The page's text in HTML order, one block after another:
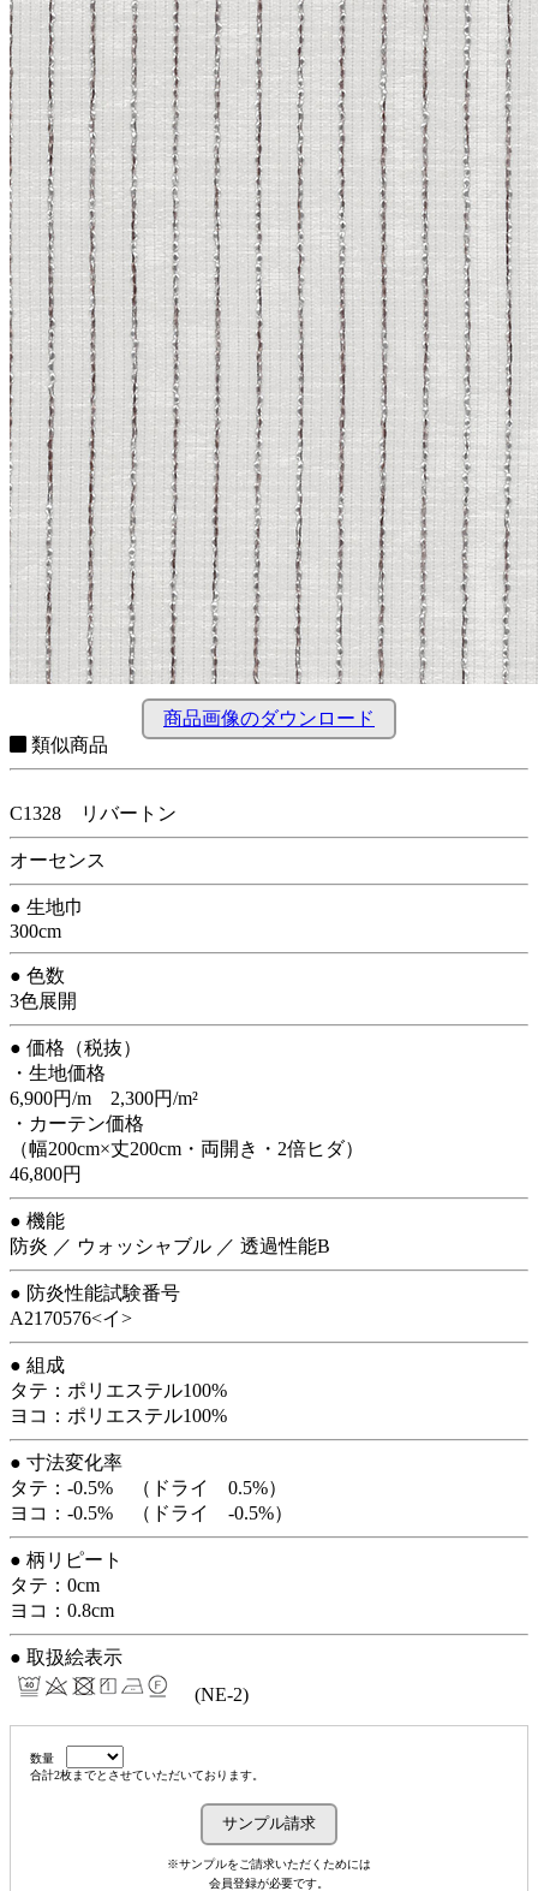
商品画像のダウンロード
類似商品
C1328 リバートン
オーセンス
● 生地巾
300cm
● 色数
3色展開
● 価格（税抜）
・生地価格
6,900円/m 2,300円/m²
・カーテン価格
（幅200cm×丈200cm・両開き・2倍ヒダ）
46,800円
● 機能
防炎 ／ ウォッシャブル ／ 透過性能B
● 防炎性能試験番号
A2170576<イ>
● 組成
タテ：ポリエステル100%
ヨコ：ポリエステル100%
● 寸法変化率
タテ：-0.5% （ドライ 0.5%）
ヨコ：-0.5% （ドライ -0.5%）
● 柄リピート
タテ：0cm
ヨコ：0.8cm
● 取扱絵表示
(NE-2)
数量
合計2枚までとさせていただいております。
※サンプルをご請求いただくためには
会員登録が必要です。